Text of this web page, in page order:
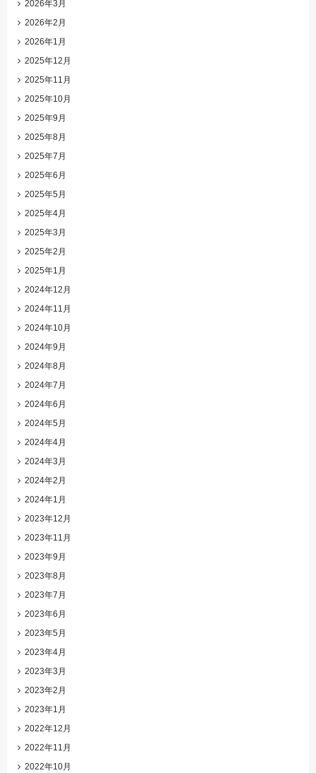
2026年3月
2026年2月
2026年1月
2025年12月
2025年11月
2025年10月
2025年9月
2025年8月
2025年7月
2025年6月
2025年5月
2025年4月
2025年3月
2025年2月
2025年1月
2024年12月
2024年11月
2024年10月
2024年9月
2024年8月
2024年7月
2024年6月
2024年5月
2024年4月
2024年3月
2024年2月
2024年1月
2023年12月
2023年11月
2023年9月
2023年8月
2023年7月
2023年6月
2023年5月
2023年4月
2023年3月
2023年2月
2023年1月
2022年12月
2022年11月
2022年10月